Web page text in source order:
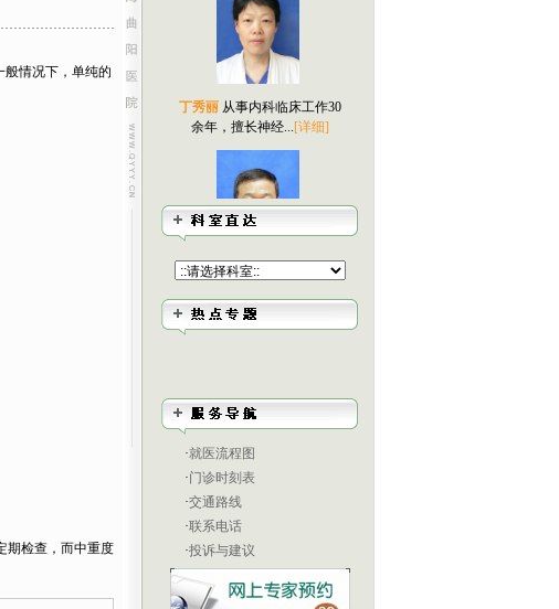
般情况下，单纯的
期检查，而中重度
丁秀丽从事内科临床工作30
余年，擅长神经... [详细]
刘国庆毕业于武汉科技大学
梅天兵长期从事手足显微外
科临床工作，擅...
·就医流程图
·门诊时刻表
·交通路线
·联系电话
·投诉与建议